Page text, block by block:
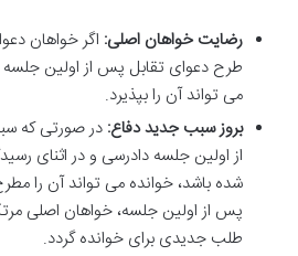
رضایت خواهان اصلی: اگر خواهان
طرح دعوای تقابل پس از اولین جلسه
می تواند آن را بپذیرد.
بروز سبب جدید دفاع: در صورتی که
از اولین جلسه دادرسی و در اثنای
شده باشد، خوانده می تواند آن را
پس از اولین جلسه، خواهان اصلی
طلب جدیدی برای خوانده گردد.